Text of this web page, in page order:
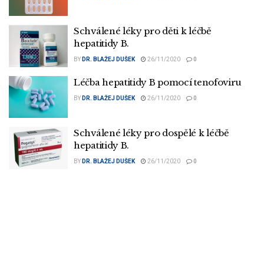
Schválené léky pro děti k léčbě
hepatitidy B.
BY DR. BLAŽEJ DUŠEK 26/11/2020 0
Léčba hepatitidy B pomocí tenofoviru
BY DR. BLAŽEJ DUŠEK 26/11/2020 0
Schválené léky pro dospělé k léčbě
hepatitidy B.
BY DR. BLAŽEJ DUŠEK 26/11/2020 0